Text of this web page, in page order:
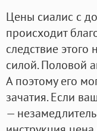
Цены сиалис с
происходит
следствие
силой. Половой
А поэтому его
зачатия. Если
—